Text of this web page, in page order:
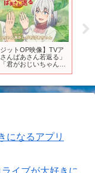
ジットOP映像】TVア
んばあさん若返る」
「君がおじいちゃんあ
なるアプリ
イブが大好きに